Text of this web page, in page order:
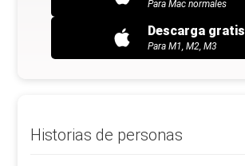
Para Mac normales
Descarga gratis
Para M1, M2, M3
Historias de personas